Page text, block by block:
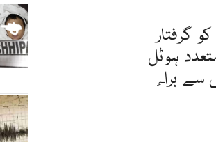
گرفتار
ہوٹل
سے براہِ